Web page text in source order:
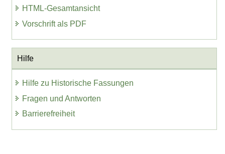
HTML-Gesamtansicht
Vorschrift als PDF
Hilfe
Hilfe zu Historische Fassungen
Fragen und Antworten
Barrierefreiheit